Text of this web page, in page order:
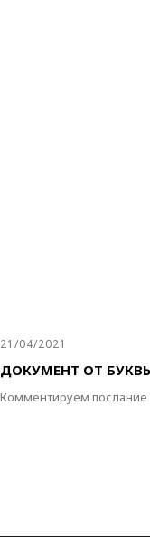
21/04/2021
ДОКУМЕНТ ОТ
Комментируем